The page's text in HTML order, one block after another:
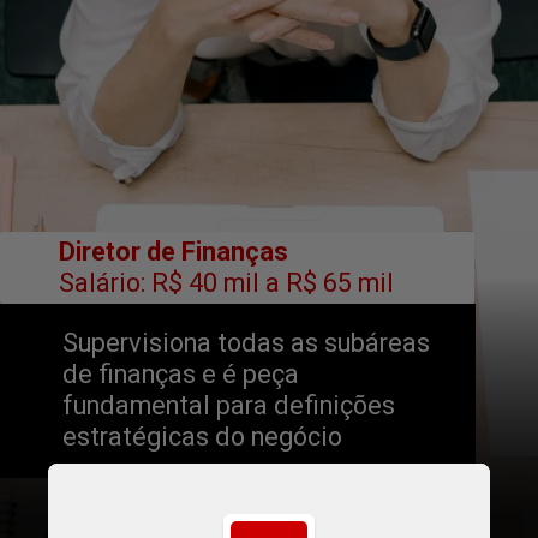
Diretor de Finanças
Salário: R$ 40 mil a R$ 65 mil
Supervisiona todas as subáreas
de finanças e é peça
fundamental para definições
estratégicas do negócio